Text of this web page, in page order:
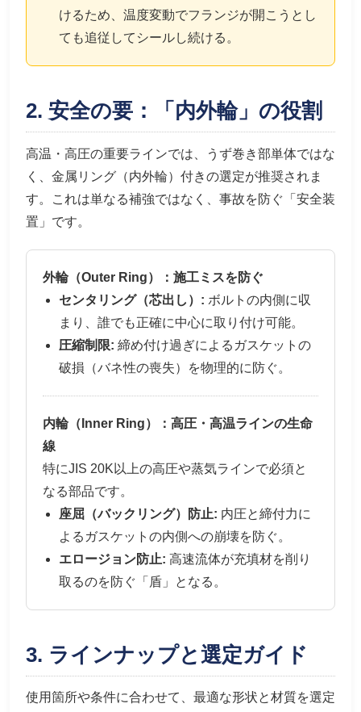
けるため、温度変動でフランジが開こうとし
ても追従してシールし続ける。
2. 安全の要：「内外輪」の役割
高温・高圧の重要ラインでは、うず巻き部単体ではな
く、金属リング（内外輪）付きの選定が推奨されま
す。これは単なる補強ではなく、事故を防ぐ「安全装
置」です。
外輪（Outer Ring）：施工ミスを防ぐ
センタリング（芯出し）: ボルトの内側に収
まり、誰でも正確に中心に取り付け可能。
圧縮制限: 締め付け過ぎによるガスケットの
破損（バネ性の喪失）を物理的に防ぐ。
内輪（Inner Ring）：高圧・高温ラインの生命
線
特にJIS 20K以上の高圧や蒸気ラインで必須と
なる部品です。
座屈（バックリング）防止: 内圧と締付力に
よるガスケットの内側への崩壊を防ぐ。
エロージョン防止: 高速流体が充填材を削り
取るのを防ぐ「盾」となる。
3. ラインナップと選定ガイド
使用箇所や条件に合わせて、最適な形状と材質を選定